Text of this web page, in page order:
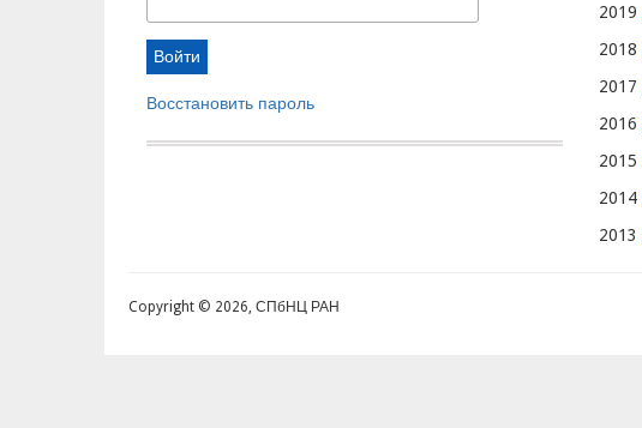
Восстановить пароль
2019
2018
2017
2016
2015
2014
2013
Copyright © 2026, СПбНЦ РАН